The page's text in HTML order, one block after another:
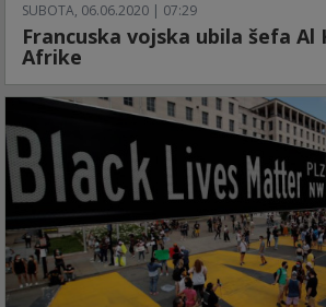
SUBOTA, 06.06.2020 | 07:29
Francuska vojska ubila šefa Al
Afrike